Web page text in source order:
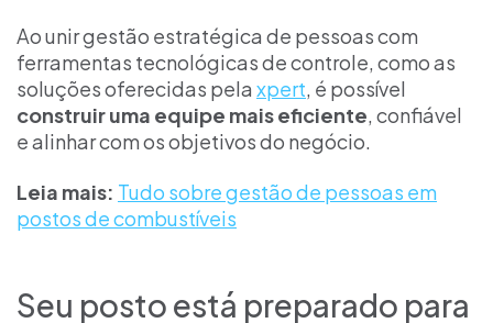
Ao unir gestão estratégica de pessoas com
ferramentas tecnológicas de controle, como as
soluções oferecidas pela xpert, é possível
construir uma equipe mais eficiente, confiável
e alinhar com os objetivos do negócio.
Leia mais: Tudo sobre gestão de pessoas em
postos de combustíveis
Seu posto está preparado para